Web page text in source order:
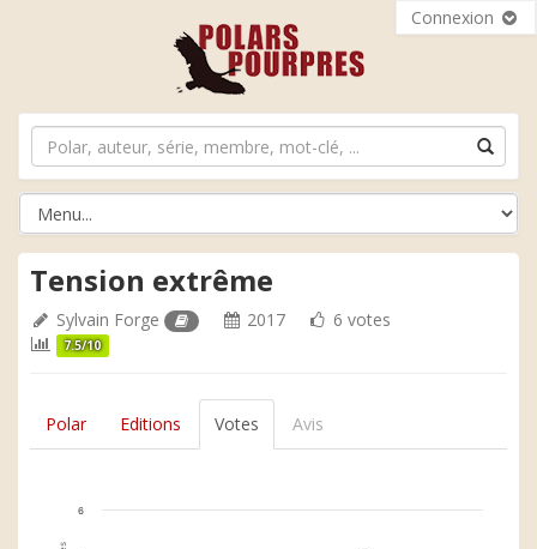
Connexion
Tension extrême
Sylvain Forge 2017 6 votes
7.5/10
Polar Editions Votes Avis
6